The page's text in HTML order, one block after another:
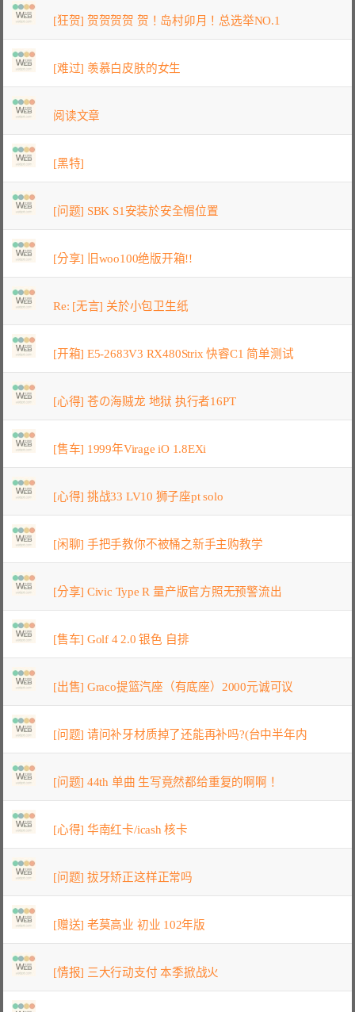
[狂贺] 贺贺贺贺 贺！岛村卯月！总选举NO.1
[难过] 羡慕白皮肤的女生
阅读文章
[黑特]
[问题] SBK S1安装於安全帽位置
[分享] 旧woo100绝版开箱!!
Re: [无言] 关於小包卫生纸
[开箱] E5-2683V3 RX480Strix 快睿C1 简单测试
[心得] 苍の海贼龙 地狱 执行者16PT
[售车] 1999年Virage iO 1.8EXi
[心得] 挑战33 LV10 狮子座pt solo
[闲聊] 手把手教你不被桶之新手主购教学
[分享] Civic Type R 量产版官方照无预警流出
[售车] Golf 4 2.0 银色 自排
[出售] Graco提篮汽座（有底座）2000元诚可议
[问题] 请问补牙材质掉了还能再补吗?(台中半年内
[问题] 44th 单曲 生写竟然都给重复的啊啊！
[心得] 华南红卡/icash 核卡
[问题] 拔牙矫正这样正常吗
[赠送] 老莫高业 初业 102年版
[情报] 三大行动支付 本季掀战火